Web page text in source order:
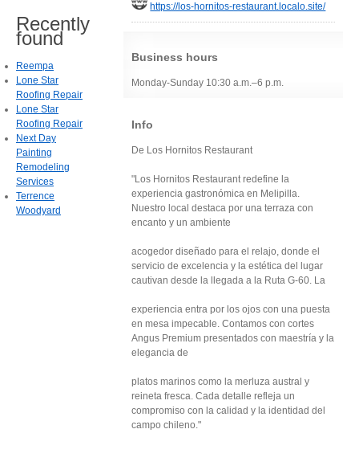
https://los-hornitos-restaurant.localo.site/
Business hours
Monday-Sunday 10:30 a.m.–6 p.m.
Info
De Los Hornitos Restaurant
"Los Hornitos Restaurant redefine la
experiencia gastronómica en Melipilla.
Nuestro local destaca por una terraza con
encanto y un ambiente
acogedor diseñado para el relajo, donde el
servicio de excelencia y la estética del lugar
cautivan desde la llegada a la Ruta G-60. La
experiencia entra por los ojos con una puesta
en mesa impecable. Contamos con cortes
Angus Premium presentados con maestría y la
elegancia de
platos marinos como la merluza austral y
reineta fresca. Cada detalle refleja un
compromiso con la calidad y la identidad del
campo chileno."
Recently
found
Reempa
Lone Star
Roofing Repair
Lone Star
Roofing Repair
Next Day
Painting
Remodeling
Services
Terrence
Woodyard